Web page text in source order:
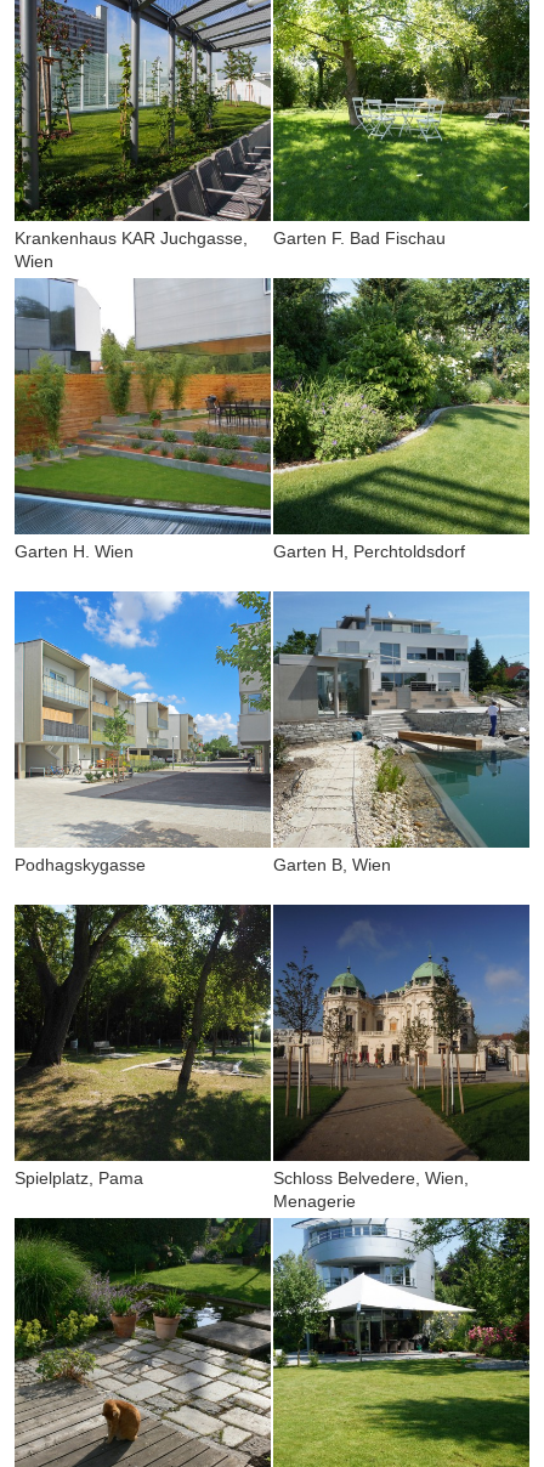
Krankenhaus KAR Juchgasse,
Wien
Garten F. Bad Fischau
Garten H. Wien Garten H, Perchtoldsdorf
Podhagskygasse Garten B, Wien
Spielplatz, Pama
Schloss Belvedere, Wien,
Menagerie